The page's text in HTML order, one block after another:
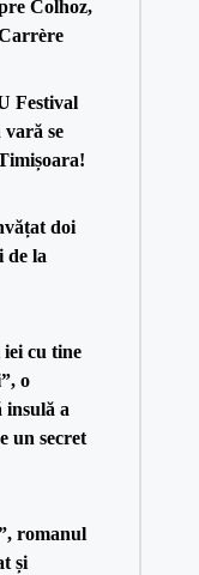
Colhoz,
Festival
se
doi
de la
iei cu tine
o
insulă a
un secret
romanul
și